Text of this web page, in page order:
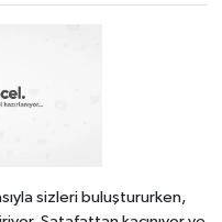
sizleri buluştururken,